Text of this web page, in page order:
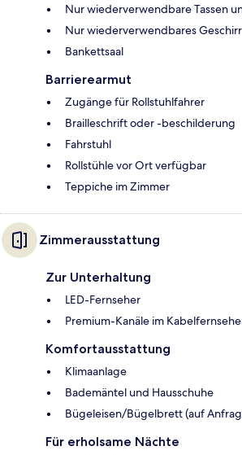
Nur wiederverwendbare Tassen
Nur wiederverwendbares Geschirr
Bankettsaal
Barrierearmut
Zugänge für Rollstuhlfahrer
Brailleschrift oder -beschilderung
Fahrstuhl
Rollstühle vor Ort verfügbar
Teppiche im Zimmer
Zimmerausstattung
Zur Unterhaltung
LED-Fernseher
Premium-Kanäle im
Komfortausstattung
Klimaanlage
Bademäntel und Hausschuhe
Bügeleisen/Bügelbrett (auf
Für erholsame Nächte